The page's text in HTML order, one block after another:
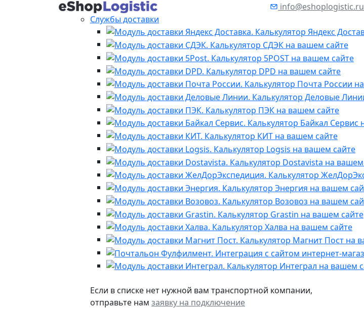
info@eshoplogistic.ru
Службы доставки
Если в списке нет нужной вам транспортной компании,
отправьте нам заявку на подключение